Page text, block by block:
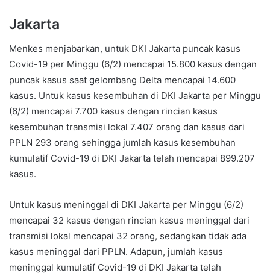
Jakarta
Menkes menjabarkan, untuk DKI Jakarta puncak kasus
Covid-19 per Minggu (6/2) mencapai 15.800 kasus dengan
puncak kasus saat gelombang Delta mencapai 14.600
kasus. Untuk kasus kesembuhan di DKI Jakarta per Minggu
(6/2) mencapai 7.700 kasus dengan rincian kasus
kesembuhan transmisi lokal 7.407 orang dan kasus dari
PPLN 293 orang sehingga jumlah kasus kesembuhan
kumulatif Covid-19 di DKI Jakarta telah mencapai 899.207
kasus.
Untuk kasus meninggal di DKI Jakarta per Minggu (6/2)
mencapai 32 kasus dengan rincian kasus meninggal dari
transmisi lokal mencapai 32 orang, sedangkan tidak ada
kasus meninggal dari PPLN. Adapun, jumlah kasus
meninggal kumulatif Covid-19 di DKI Jakarta telah